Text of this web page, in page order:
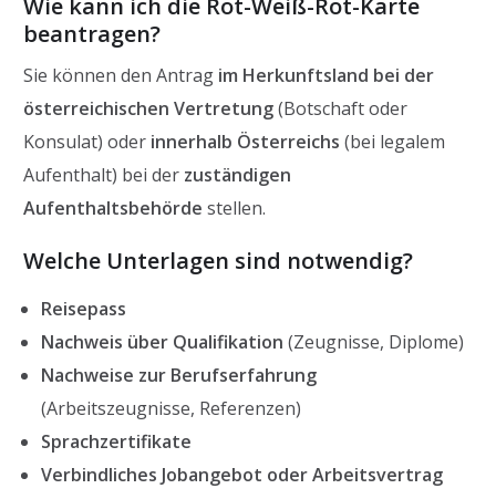
beantragen?
Sie können den Antrag im Herkunftsland bei der
österreichischen Vertretung(Botschaft oder
Konsulat) oder innerhalb Österreichs (bei legalem
Aufenthalt) bei der zuständigen
Aufenthaltsbehörde stellen.
Welche Unterlagen sind notwendig?
Reisepass
Nachweis über Qualifikation (Zeugnisse, Diplome)
Nachweise zur Berufserfahrung
(Arbeitszeugnisse, Referenzen)
Sprachzertifikate
Verbindliches Jobangebot oder Arbeitsvertrag